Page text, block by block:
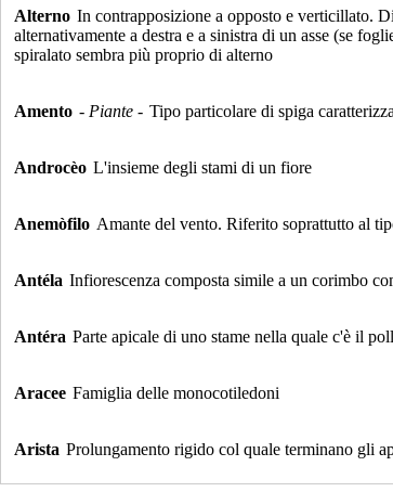
Alterno In contrapposizione a opposto e verticillato.
alternativamente a destra e a sinistra di un asse (se
spiralato sembra più proprio di alterno
Amento - Piante - Tipo particolare di spiga
Androcèo L'insieme degli stami di un fiore
Anemòfilo Amante del vento. Riferito soprattutto al
Antéla Infiorescenza composta simile a un corimbo
Antéra Parte apicale di uno stame nella quale c'è il
Aracee Famiglia delle monocotiledoni
Arista Prolungamento rigido col quale terminano gli